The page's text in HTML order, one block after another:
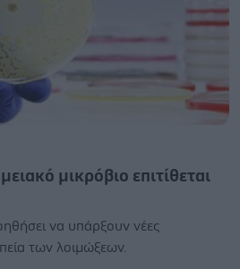
μικρόβιο επιτίθεται
να υπάρξουν νέες
των λοιμώξεων.